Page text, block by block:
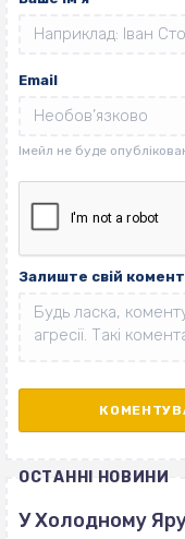
Email
Залиште свій
ОСТАННІ НОВИНИ
У Холодному